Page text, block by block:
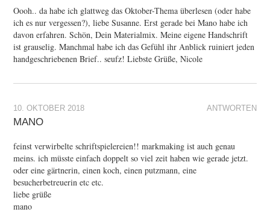
Oooh.. da habe ich glattweg das Oktober-Thema überlesen (oder habe
ich es nur vergessen?), liebe Susanne. Erst gerade bei Mano habe ich
davon erfahren. Schön, Dein Materialmix. Meine eigene Handschrift
ist grauselig. Manchmal habe ich das Gefühl ihr Anblick ruiniert jeden
handgeschriebenen Brief.. seufz! Liebste Grüße, Nicole
ANTWORTEN
10. OKTOBER 2018
MANO
feinst verwirbelte schriftspielereien!! markmaking ist auch genau
meins. ich müsste einfach doppelt so viel zeit haben wie gerade jetzt.
oder eine gärtnerin, einen koch, einen putzmann, eine
besucherbetreuerin etc etc.
liebe grüße
mano